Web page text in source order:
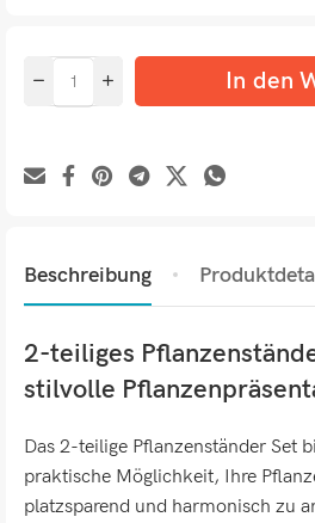
In den
Beschreibung
2-teiliges
stilvolle
Das 2-teilige Pflanzenständer Set
praktische Möglichkeit, Ihre
platzsparend und harmonisch zu